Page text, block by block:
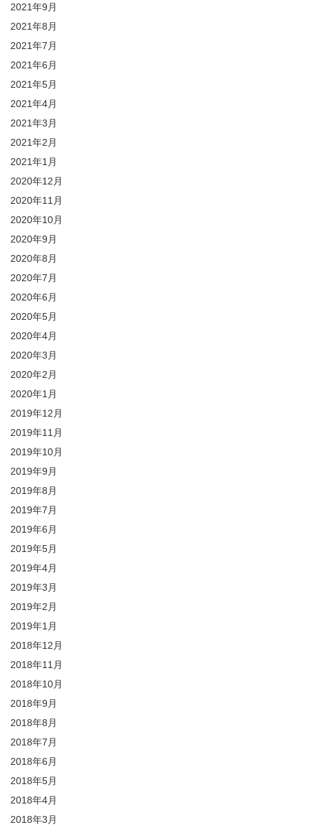
2021年9月
2021年8月
2021年7月
2021年6月
2021年5月
2021年4月
2021年3月
2021年2月
2021年1月
2020年12月
2020年11月
2020年10月
2020年9月
2020年8月
2020年7月
2020年6月
2020年5月
2020年4月
2020年3月
2020年2月
2020年1月
2019年12月
2019年11月
2019年10月
2019年9月
2019年8月
2019年7月
2019年6月
2019年5月
2019年4月
2019年3月
2019年2月
2019年1月
2018年12月
2018年11月
2018年10月
2018年9月
2018年8月
2018年7月
2018年6月
2018年5月
2018年4月
2018年3月